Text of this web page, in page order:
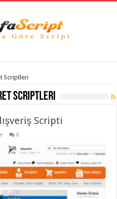
Scriptleri
Scriptleri
Scripti
0